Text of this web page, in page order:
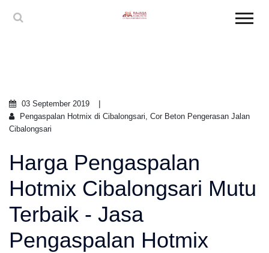
03 September 2019
Pengaspalan Hotmix di Cibalongsari, Cor Beton Pengerasan Jalan
Cibalongsari
Harga Pengaspalan
Hotmix Cibalongsari Mutu
Terbaik - Jasa
Pengaspalan Hotmix